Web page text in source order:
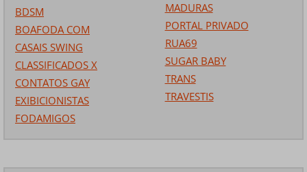
BDSM
BOAFODA COM
CASAIS SWING
CLASSIFICADOS X
CONTATOS GAY
EXIBICIONISTAS
FODAMIGOS
MADURAS
PORTAL PRIVADO
RUA69
SUGAR BABY
TRANS
TRAVESTIS